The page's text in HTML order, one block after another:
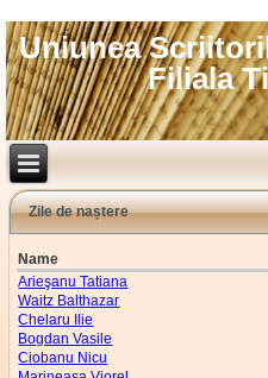
Uniunea
Filiala
Zile de naștere
Name
Arieşanu Tatiana
Waitz Balthazar
Chelaru Ilie
Bogdan Vasile
Ciobanu Nicu